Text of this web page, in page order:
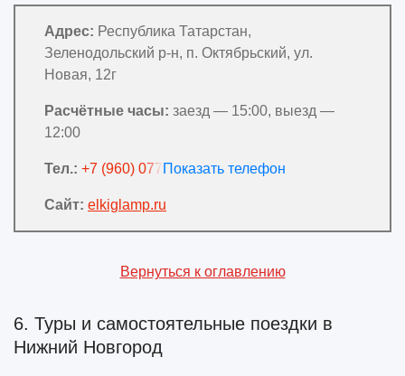
Адрес: Республика Татарстан,
Зеленодольский р-н, п. Октябрьский, ул.
Новая, 12г
Расчётные часы: заезд — 15:00, выезд —
12:00
Тел.: +7 (960) 077-55-11
Сайт: elkiglamp.ru
Вернуться к оглавлению
6. Туры и самостоятельные поездки в
Нижний Новгород